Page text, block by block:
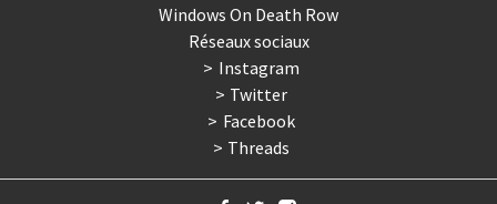
Windows On Death Row
Réseaux sociaux
Instagram
Twitter
Facebook
Threads